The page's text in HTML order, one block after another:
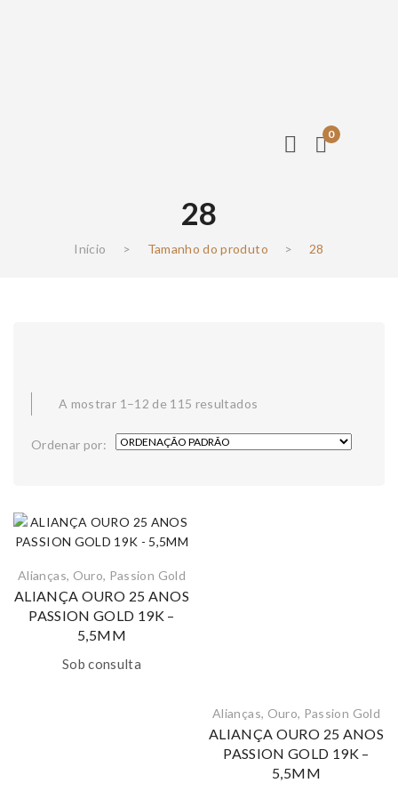
0
28
Início > Tamanho do produto > 28
A mostrar 1–12 de 115 resultados
Ordenar por:
Alianças, Ouro, Passion Gold
ALIANÇA OURO 25 ANOS
PASSION GOLD 19K –
5,5MM
Sob consulta
Alianças, Ouro, Passion Gold
ALIANÇA OURO 25 ANOS
PASSION GOLD 19K –
5,5MM